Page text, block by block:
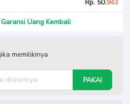
Rp. 50.943
Garansi Uang Kembali
memilikinya
PAKAI